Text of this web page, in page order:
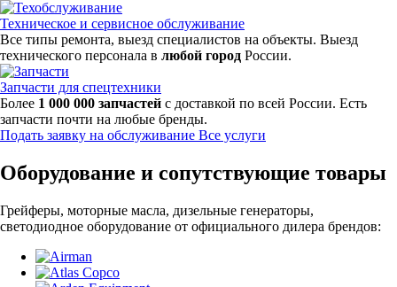
Техническое и сервисное обслуживание
Все типы ремонта, выезд специалистов на объекты. Выезд
технического персонала в любой город России.
Запчасти для спецтехники
Более 1 000 000 запчастей с доставкой по всей России. Есть
запчасти почти на любые бренды.
Подать заявку на обслуживание Все услуги
Оборудование и сопутствующие товары
Грейферы, моторные масла, дизельные генераторы,
светодиодное оборудование от официального дилера брендов: